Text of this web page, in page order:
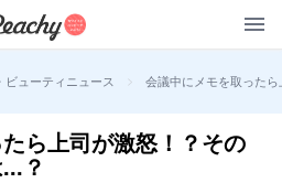
ビューティニュース > 会議中にメモを取った
ら上司が激怒！？その
？